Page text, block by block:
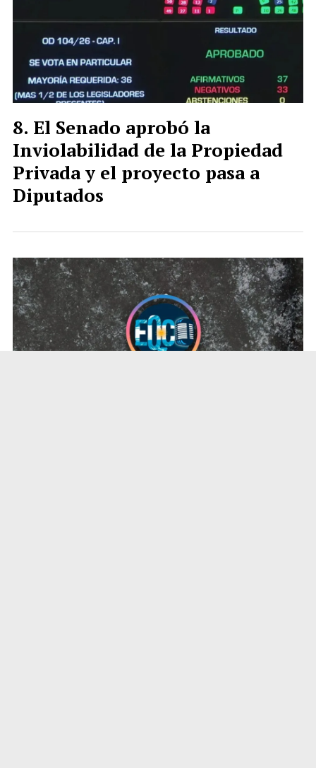
El Senado aprobó la
Inviolabilidad de la Propiedad
Privada y el proyecto pasa a
Diputados